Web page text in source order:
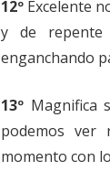
12º Excelente
y de repente
enganchando
13º Magnifica
podemos ver
momento con